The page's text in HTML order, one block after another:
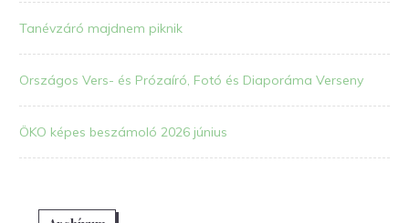
Tanévzáró majdnem piknik
Országos Vers- és Prózaíró, Fotó és Diaporáma Verseny
ÖKO képes beszámoló 2026 június